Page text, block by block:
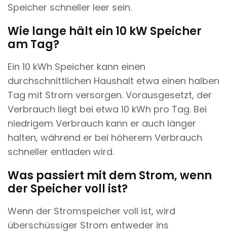
Speicher schneller leer sein.
Wie lange hält ein 10 kW Speicher
am Tag?
Ein 10 kWh Speicher kann einen
durchschnittlichen Haushalt etwa einen halben
Tag mit Strom versorgen. Vorausgesetzt, der
Verbrauch liegt bei etwa 10 kWh pro Tag. Bei
niedrigem Verbrauch kann er auch länger
halten, während er bei höherem Verbrauch
schneller entladen wird.
Was passiert mit dem Strom, wenn
der Speicher voll ist?
Wenn der Stromspeicher voll ist, wird
überschüssiger Strom entweder ins